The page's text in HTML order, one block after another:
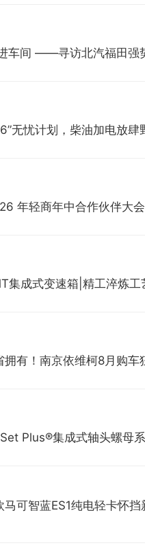
车间 ——寻访北汽福田强
无忧计划，柴油加电放肆
年轻商年中合作伙伴大
集成式变速箱|精工淬炼工
拥有！南京依维柯8月购车
Plus®集成式轴头螺母
马可智蓝ES1纯电轻卡怀